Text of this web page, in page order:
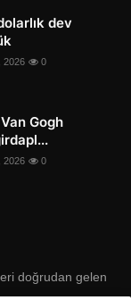
dev
2026 0
Gogh
2026 0
doğrudan gelen